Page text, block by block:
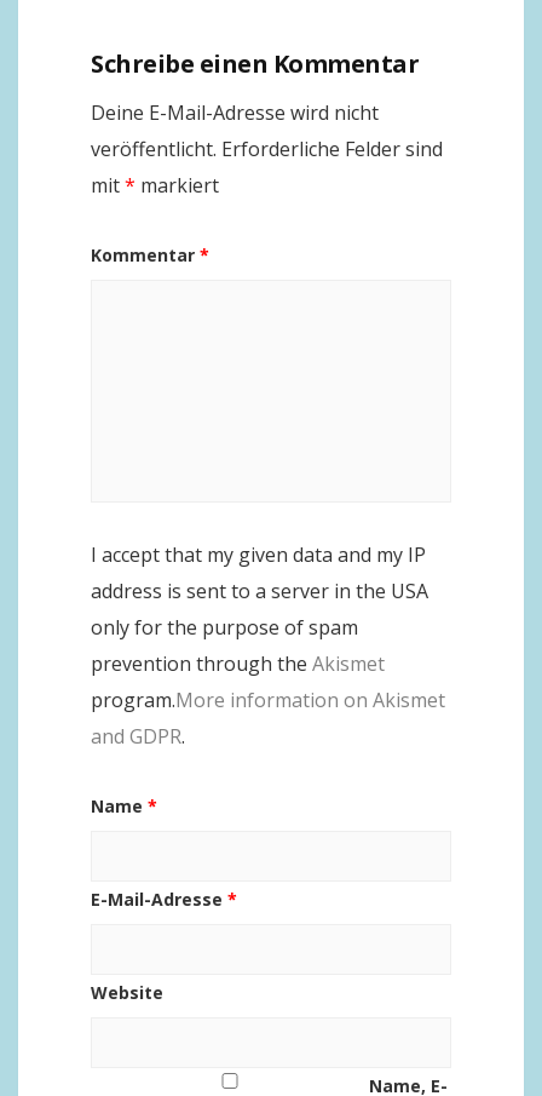
Schreibe einen Kommentar
Deine E-Mail-Adresse wird nicht
veröffentlicht. Erforderliche Felder sind
mit* markiert
Kommentar *
I accept that my given data and my IP
address is sent to a server in the USA
only for the purpose of spam
prevention through the Akismet
program.More information on Akismet
and GDPR.
Name *
E-Mail-Adresse *
Website
Name, E-